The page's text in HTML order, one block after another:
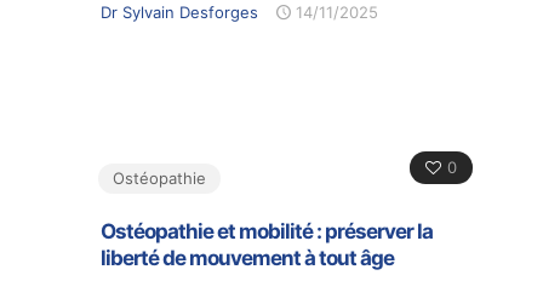
Dr Sylvain Desforges 14/11/2025
0
Ostéopathie
Ostéopathie et mobilité : préserver la
liberté de mouvement à tout âge